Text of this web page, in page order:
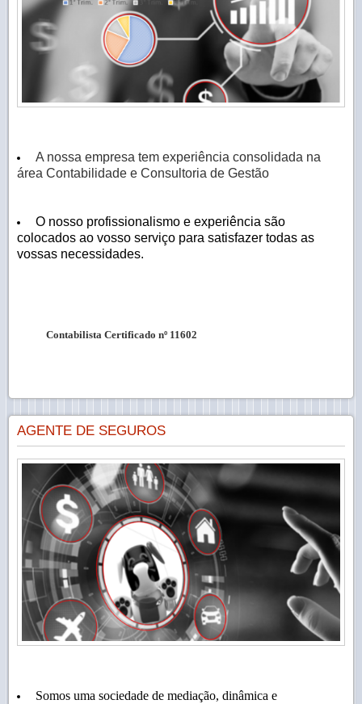
A nossa empresa tem experiência consolidada na
área Contabilidade e Consultoria de Gestão
O nosso profissionalismo e experiência são
colocados ao vosso serviço para satisfazer todas as
vossas necessidades.
Contabilista Certificado nº 11602
AGENTE DE SEGUROS
Somos uma sociedade de mediação, dinâmica e